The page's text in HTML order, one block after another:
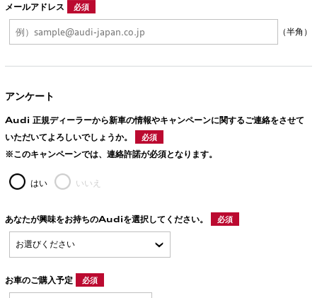
メールアドレス 必須
（半角）
アンケート
Audi 正規ディーラーから新車の情報やキャンペーンに関するご連絡をさせて
いただいてよろしいでしょうか。
必須
※このキャンペーンでは、連絡許諾が必須となります。
はい いいえ
あなたが興味をお持ちのAudiを選択してください。 必須
お車のご購入予定 必須